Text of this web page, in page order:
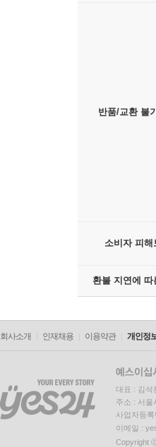
반품/교환 불
소비자 피해
환불 지연에 따
회사소개 인재채용 이용약관 개인정
대표 : 김석
주소 : 서울
사업자등
이메일 :
Copyright